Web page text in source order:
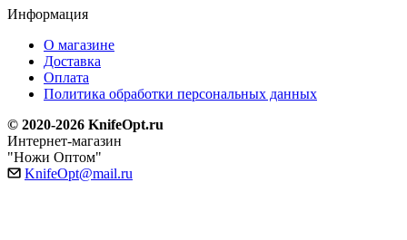
Информация
О магазине
Доставка
Оплата
Политика обработки персональных данных
© 2020-2026 KnifeOpt.ru
Интернет-магазин
"Ножи Оптом"
KnifeOpt@mail.ru